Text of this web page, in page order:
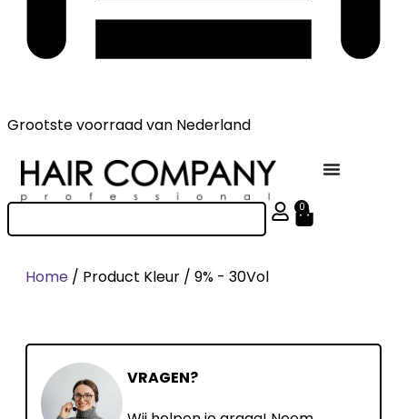
Grootste voorraadvan Nederland
0
Home / Product Kleur / 9% - 30Vol
VRAGEN?